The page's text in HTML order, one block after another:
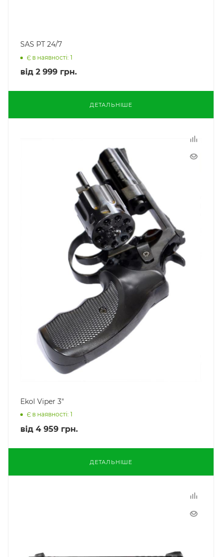
SAS PT 24/7
Є в наявності: 1
від 2 999 грн.
ДЕТАЛЬНІШЕ
Ekol Viper 3"
Є в наявності: 1
від 4 959 грн.
ДЕТАЛЬНІШЕ